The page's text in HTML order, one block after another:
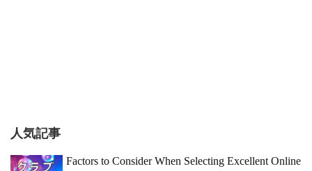
人気記事
Factors to Consider When Selecting Excellent Online